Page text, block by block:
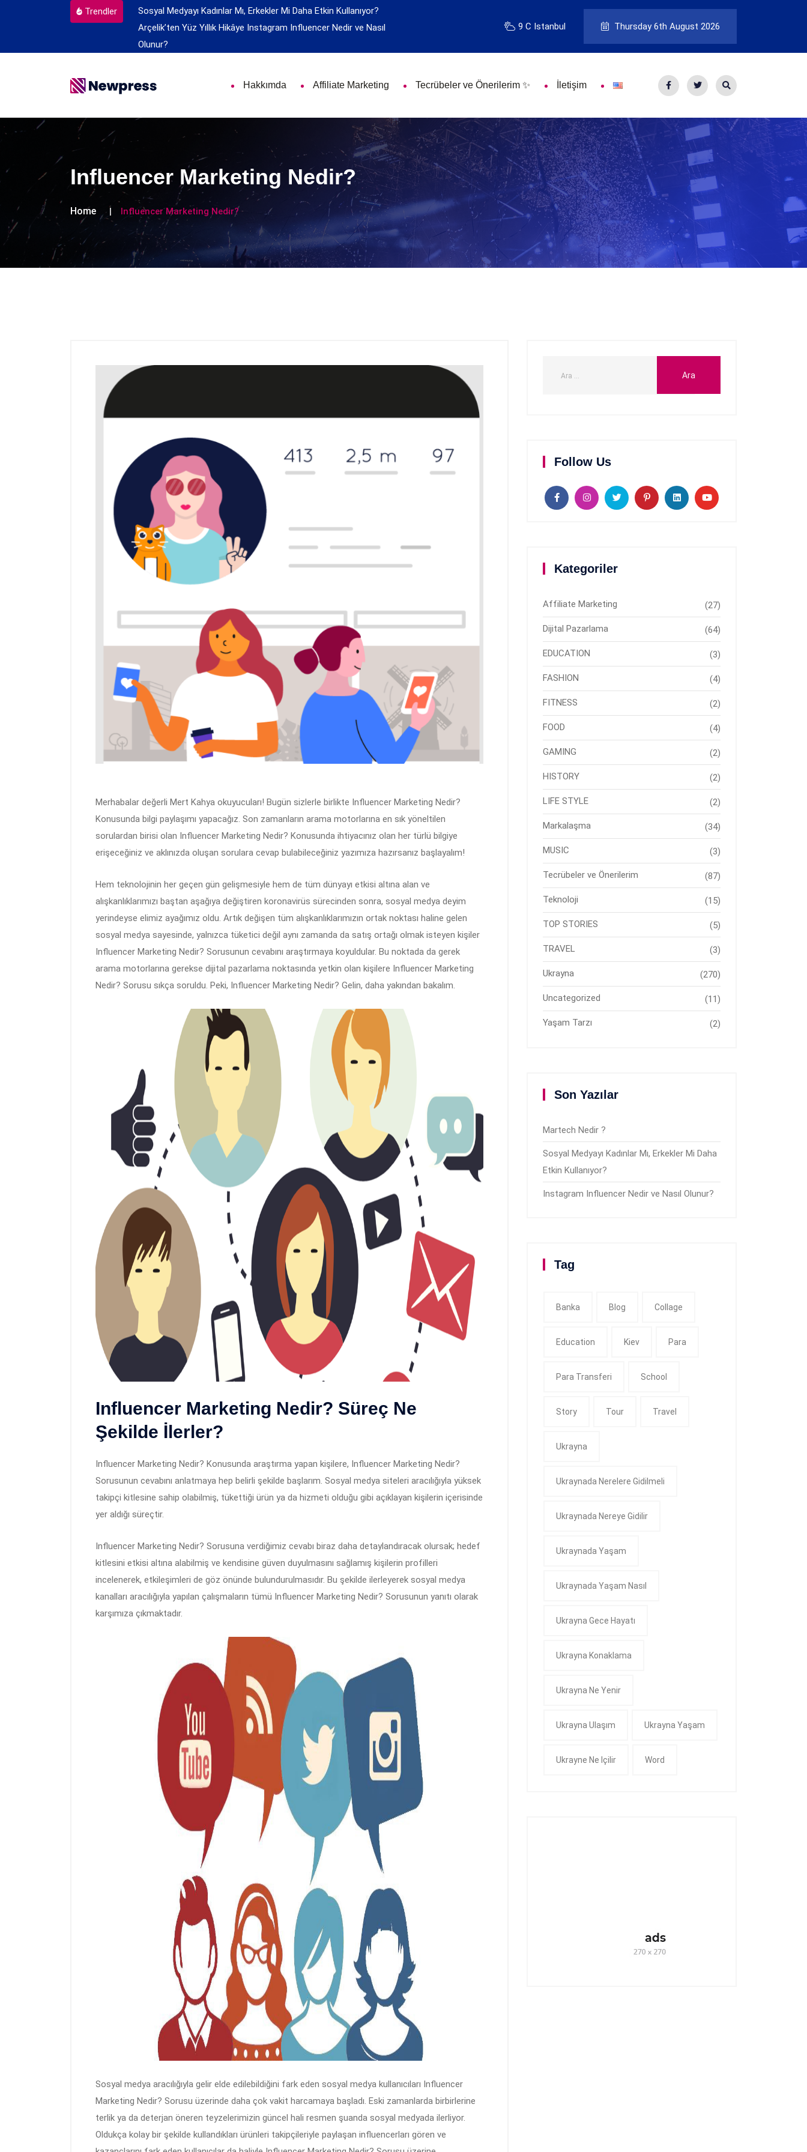
Trendler
Sosyal Medyayı Kadınlar Mı, Erkekler Mi Daha Etkin Kullanıyor?
Arçelik’ten Yüz Yıllık Hikâye Instagram Influencer Nedir ve Nasıl
Olunur?
9 C Istanbul Thursday 6th August 2026
Hakkımda Affiliate Marketing Tecrübeler ve Önerilerim ✨ İletişim
Influencer Marketing Nedir?
Home Influencer Marketing Nedir?
Merhabalar değerli Mert Kahya okuyucuları! Bugün sizlerle birlikte Influencer Marketing Nedir?
Konusunda bilgi paylaşımı yapacağız. Son zamanların arama motorlarına en sık yöneltilen
sorulardan birisi olan Influencer Marketing Nedir? Konusunda ihtiyacınız olan her türlü bilgiye
erişeceğiniz ve aklınızda oluşan sorulara cevap bulabileceğiniz yazımıza hazırsanız başlayalım!
Hem teknolojinin her geçen gün gelişmesiyle hem de tüm dünyayı etkisi altına alan ve
alışkanlıklarımızı baştan aşağıya değiştiren koronavirüs sürecinden sonra, sosyal medya deyim
yerindeyse elimiz ayağımız oldu. Artık değişen tüm alışkanlıklarımızın ortak noktası haline gelen
sosyal medya sayesinde, yalnızca tüketici değil aynı zamanda da satış ortağı olmak isteyen kişiler
Influencer Marketing Nedir? Sorusunun cevabını araştırmaya koyuldular. Bu noktada da gerek
arama motorlarına gerekse dijital pazarlama noktasında yetkin olan kişilere Influencer Marketing
Nedir? Sorusu sıkça soruldu. Peki, Influencer Marketing Nedir? Gelin, daha yakından bakalım.
Influencer Marketing Nedir? Süreç Ne
Şekilde İlerler?
Influencer Marketing Nedir? Konusunda araştırma yapan kişilere, Influencer Marketing Nedir?
Sorusunun cevabını anlatmaya hep belirli şekilde başlarım. Sosyal medya siteleri aracılığıyla yüksek
takipçi kitlesine sahip olabilmiş, tükettiği ürün ya da hizmeti olduğu gibi açıklayan kişilerin içerisinde
yer aldığı süreçtir.
Influencer Marketing Nedir? Sorusuna verdiğimiz cevabı biraz daha detaylandıracak olursak; hedef
kitlesini etkisi altına alabilmiş ve kendisine güven duyulmasını sağlamış kişilerin profilleri
incelenerek, etkileşimleri de göz önünde bulundurulmasıdır. Bu şekilde ilerleyerek sosyal medya
kanalları aracılığıyla yapılan çalışmaların tümü Influencer Marketing Nedir? Sorusunun yanıtı olarak
karşımıza çıkmaktadır.
Sosyal medya aracılığıyla gelir elde edilebildiğini fark eden sosyal medya kullanıcıları Influencer
Marketing Nedir? Sorusu üzerinde daha çok vakit harcamaya başladı. Eski zamanlarda birbirlerine
terlik ya da deterjan öneren teyzelerimizin güncel hali resmen şuanda sosyal medyada ilerliyor.
Oldukça kolay bir şekilde kullandıkları ürünleri takipçileriyle paylaşan influencerları gören ve
Follow Us
Kategoriler
Affiliate Marketing (27)
Dijital Pazarlama (64)
EDUCATION (3)
FASHION (4)
FITNESS (2)
FOOD (4)
GAMING (2)
HISTORY (2)
LIFE STYLE (2)
Markalaşma (34)
MUSIC (3)
Tecrübeler ve Önerilerim (87)
Teknoloji (15)
TOP STORIES (5)
TRAVEL (3)
Ukrayna (270)
Uncategorized (11)
Yaşam Tarzı (2)
Son Yazılar
Martech Nedir ?
Sosyal Medyayı Kadınlar Mı, Erkekler Mi Daha
Etkin Kullanıyor?
Instagram Influencer Nedir ve Nasıl Olunur?
Tag
Banka Blog Collage
Education Kiev Para
Para Transferi School
Story Tour Travel
Ukrayna
Ukraynada Nerelere Gidilmeli
Ukraynada Nereye Gidilir
Ukraynada Yaşam
Ukraynada Yaşam Nasıl
Ukrayna Gece Hayatı
Ukrayna Konaklama
Ukrayna Ne Yenir
Ukrayna Ulaşım Ukrayna Yaşam
Ukrayne Ne Içilir Word